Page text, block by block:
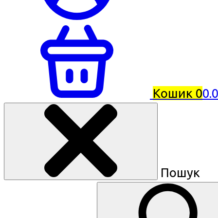
Кошик 0
Пошук